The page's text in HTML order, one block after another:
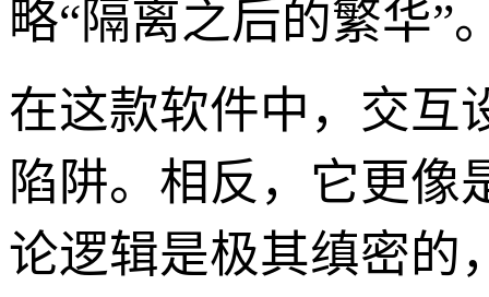
略“隔离之后的繁华”
在这款软件中，交互
陷阱。相反，它更像
论逻辑是极其缜密的